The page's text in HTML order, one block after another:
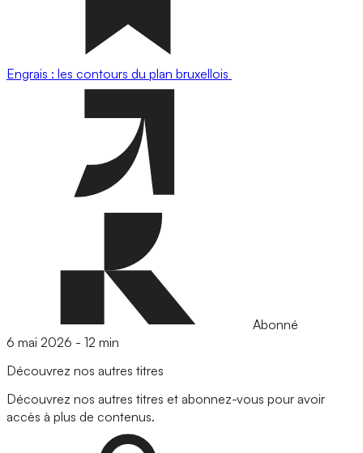
Engrais : les contours du plan bruxellois
Abonné
6 mai 2026 - 12 min
Découvrez nos autres titres
Découvrez nos autres titres et abonnez-vous pour avoir
accès à plus de contenus.